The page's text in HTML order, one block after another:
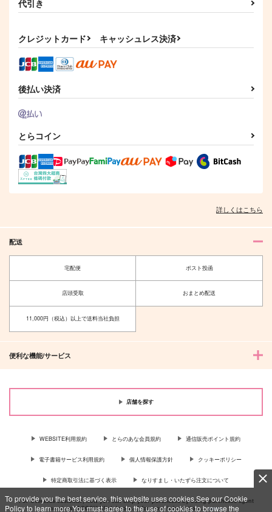
To provide you the best service, this website uses cookies.See our Cookie
Policy to learn more.You must agree to the use of cookies to browse the
代引き
クレジットカード キャッシュレス決済
後払い決済
とらコイン
詳しくはこちら
配送
宅配便 ポスト投函
店頭受取 おまとめ配送
11,000円（税込）以上で送料当社負担
便利な機能/サービス
店舗を探す
WEBSITE利用規約 とらのあな会員規約 通信販売ポイント規約
電子書籍サービス利用規約 個人情報保護方針 クッキーポリシー
特定商取引法に基づく表示 なりすまし・いたずら注文について
For Overseas customer, now you can ship your purchases by using purchases agent
services “AOCS”! Click {more…} for more information …more